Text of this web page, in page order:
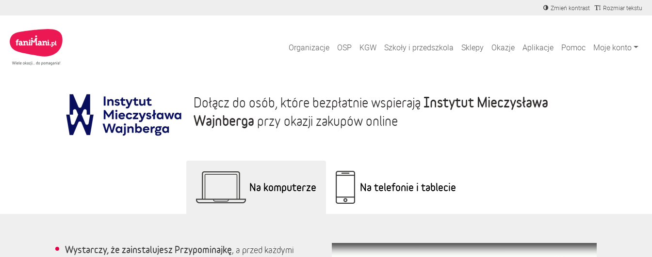
Zmień kontrast Rozmiar tekstu
Organizacje OSP KGW Szkoły i przedszkola Sklepy Okazje Aplikacje Pomoc Moje konto
Dołącz do osób, które bezpłatnie wspierają Instytut Mieczysława
Wajnberga przy okazji zakupów online
Na komputerze Na telefonie i tablecie
Wystarczy, że zainstalujesz Przypominajkę, a przed każdymi